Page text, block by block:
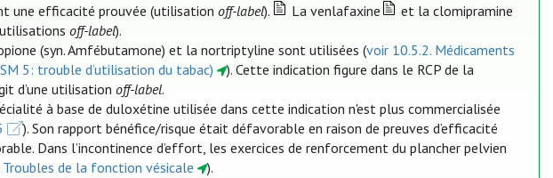
une efficacité prouvée (utilisationoff-label). La venlafaxine
et la clomipramine
off-label).
(syn. Amfébutamone) et la nortriptyline sont utilisées (voir 10.5.2. Médicaments
5: trouble d’utilisation du tabac)
). Cette indication figure dans le RCP de la
d’une utilisationoff-label.
à base de duloxétine utilisée dans cette indication n'est plus commercialisée
). Son rapport bénéfice/risque était défavorable en raison de preuves d’efficacité
Dans l’incontinence d’effort, les exercices de renforcement du plancher pelvien
Troubles de la fonction vésicale ).